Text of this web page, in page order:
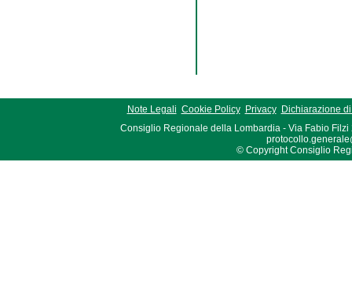
Note Legali Cookie Policy Privacy
Dichiarazione
Consiglio Regionale della Lombardia - Via Fabio Filzi
© Copyright Consiglio